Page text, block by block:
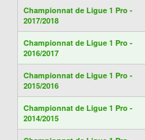
Championnat de Ligue 1 Pro -
2017/2018
Championnat de Ligue 1 Pro -
2016/2017
Championnat de Ligue 1 Pro -
2015/2016
Championnat de Ligue 1 Pro -
2014/2015